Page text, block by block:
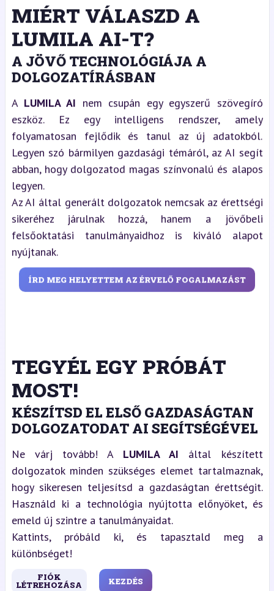
MIÉRT VÁLASZD A
LUMILA AI-T?
A JÖVŐ TECHNOLÓGIÁJA A
DOLGOZATÍRÁSBAN
A LUMILA AI nem csupán egy egyszerű szövegíró
eszköz. Ez egy intelligens rendszer, amely
folyamatosan fejlődik és tanul az új adatokból.
Legyen szó bármilyen gazdasági témáról, az AI segít
abban, hogy dolgozatod magas színvonalú és alapos
legyen.
Az AI által generált dolgozatok nemcsak az érettségi
sikeréhez járulnak hozzá, hanem a jövőbeli
felsőoktatási tanulmányaidhoz is kiváló alapot
nyújtanak.
ÍRD MEG HELYETTEM AZ ÉRVELŐ FOGALMAZÁST
TEGYÉL EGY PRÓBÁT
MOST!
KÉSZÍTSD EL ELSŐ GAZDASÁGTAN
DOLGOZATODAT AI SEGÍTSÉGÉVEL
Ne várj tovább! A LUMILA AI által készített
dolgozatok minden szükséges elemet tartalmaznak,
hogy sikeresen teljesítsd a gazdaságtan érettségit.
Használd ki a technológia nyújtotta előnyöket, és
emeld új szintre a tanulmányaidat.
Kattints, próbáld ki, és tapasztald meg a
különbséget!
FIÓK
LÉTREHOZÁSA KEZDÉS